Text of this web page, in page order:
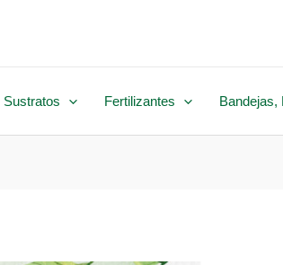
Sustratos Fertilizantes Bandejas,